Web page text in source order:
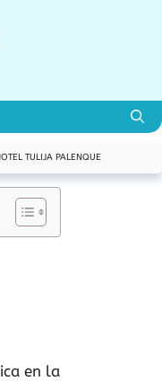
TULIJA PALENQUE
en la